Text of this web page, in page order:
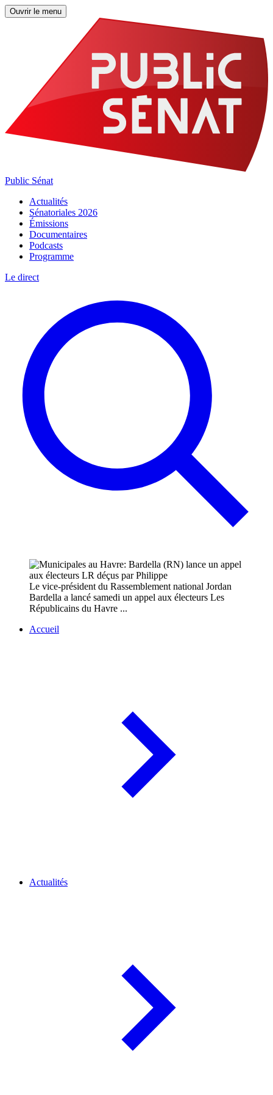
Ouvrir le menu
Public Sénat
Actualités
Sénatoriales 2026
Émissions
Documentaires
Podcasts
Programme
Le direct
Le vice-président du Rassemblement national Jordan
Bardella a lancé samedi un appel aux électeurs Les
Républicains du Havre ...
Accueil
Actualités